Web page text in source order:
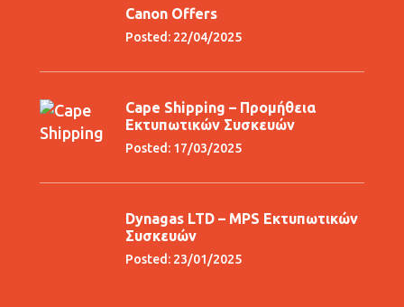
Canon Offers
Posted: 22/04/2025
Cape Shipping – Προμήθεια
Εκτυπωτικών Συσκευών
Posted: 17/03/2025
Dynagas LTD – MPS Εκτυπωτικών
Συσκευών
Posted: 23/01/2025